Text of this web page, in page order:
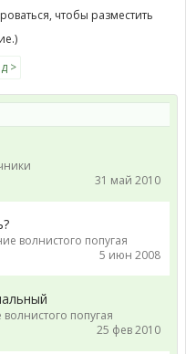
чтобы разместить
>
31 май 2010
волнистого попугая
5 июн 2008
попугая
25 фев 2010